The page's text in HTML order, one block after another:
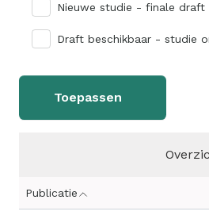
Nieuwe studie - finale draft
Draft beschikbaar - studie
Publicatie
sorteren